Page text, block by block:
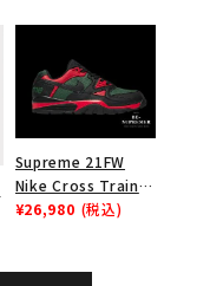
Supreme 21FW
Nike Cross Trainer
Low ナイキクロスト
¥26,980 (税込)